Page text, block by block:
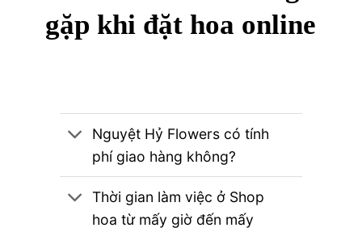
gặp khi đặt hoa online
Nguyệt Hỷ Flowers có tính
phí giao hàng không?
Thời gian làm việc ở Shop
hoa từ mấy giờ đến mấy